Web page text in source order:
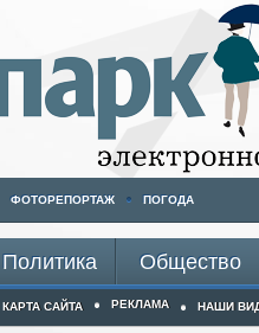
ФОТОРЕПОРТАЖ ПОГОДА
Политика Общество
КАРТА САЙТА РЕКЛАМА НАШИ